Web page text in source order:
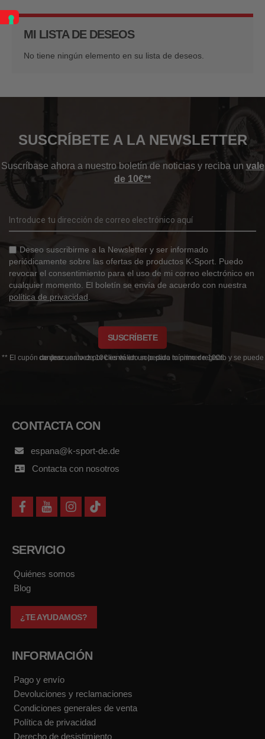
MI LISTA DE DESEOS
No tiene ningún elemento en su lista de deseos.
SUSCRÍBETE A LA NEWSLETTER
Suscríbase ahora a nuestro boletín de noticias y reciba un vale
de 10€**
Deseo suscribirme a la Newsletter y ser informado
periódicamente sobre las ofertas de productos K-Sport. Puedo
revocar el consentimiento para el uso de mi correo electrónico en
cualquier momento. El boletín se envía de acuerdo con nuestra
política de privacidad
SUSCRÍBETE
** El cupón de descuento de 10€ es válido solo para tu primer registro y se puede canjear una vez por cliente en un pedido mínimo de 100€.
CONTACTA CON
espana@k-sport-de.de
Contacta con nosotros
f
a
b
o
k
y
o
u
b
i
n
m
t
i
SERVICIO
Quiénes somos
Blog
¿TE AYUDAMOS?
INFORMACIÓN
Pago y envío
Devoluciones y reclamaciones
Condiciones generales de venta
Política de privacidad
Derecho de desistimiento